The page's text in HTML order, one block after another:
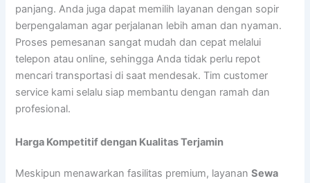
panjang. Anda juga dapat memilih layanan dengan sopir
berpengalaman agar perjalanan lebih aman dan nyaman.
Proses pemesanan sangat mudah dan cepat melalui
telepon atau online, sehingga Anda tidak perlu repot
mencari transportasi di saat mendesak. Tim customer
service kami selalu siap membantu dengan ramah dan
profesional.
Harga Kompetitif dengan Kualitas Terjamin
Meskipun menawarkan fasilitas premium, layananSewa